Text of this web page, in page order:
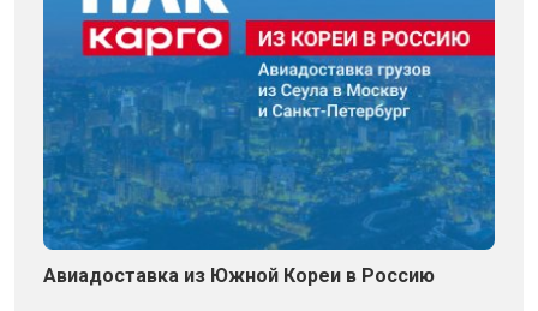
Авиадоставка из Южной Кореи в Россию